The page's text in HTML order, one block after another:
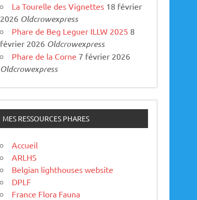
La Tourelle des Vignettes 18 février
2026 Oldcrowexpress
Phare de Beg Leguer ILLW 2025 8
février 2026 Oldcrowexpress
Phare de la Corne 7 février 2026
Oldcrowexpress
MES RESSOURCES PHARES
Accueil
ARLHS
Belgian lighthouses website
DPLF
France Flora Fauna